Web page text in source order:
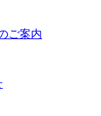
ご案内